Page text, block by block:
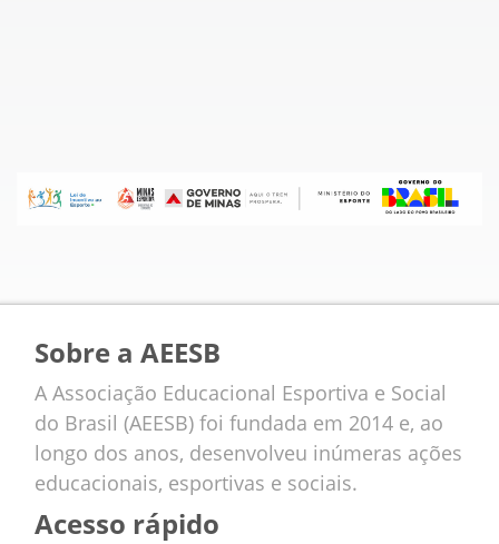
Sobre a AEESB
A Associação Educacional Esportiva e Social
do Brasil (AEESB) foi fundada em 2014 e, ao
longo dos anos, desenvolveu inúmeras ações
educacionais, esportivas e sociais.
Acesso rápido